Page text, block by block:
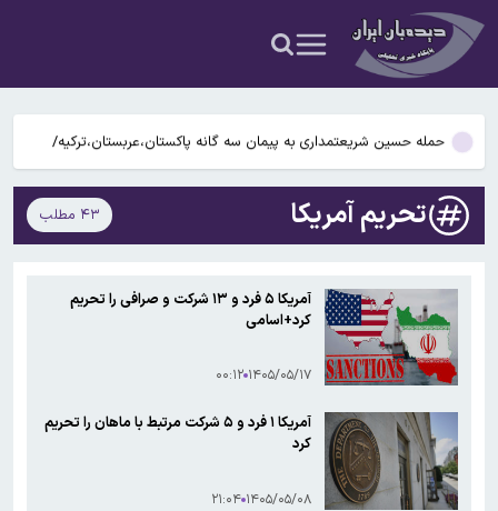
قرص آزمایشی که می‌تواند درمان HIV را متحول کند
دستور بازرسی فوری هواپیمای بوئینگ ۷۳۷ مکس صادر شد
حمله حسین شریعتمداری به پیمان سه گانه پاکستان،عربستان،ترکیه/
سران این سه کشور در قتل عام غزه دست داشتند
قیمت طلا صعودی ماند
ترافیک سنگین در محورهای اصلی پایتخت
قرص آزمایشی که می‌تواند درمان HIV را متحول کند
دستور بازرسی فوری هواپیمای بوئینگ ۷۳۷ مکس صادر شد
…
تحریم آمریکا ۴۳ مطلب
آمریکا ۵ فرد و ۱۳ شرکت و صرافی را تحریم
کرد+اسامی
۱۴۰۵/۰۵/۱۷ ۰۰:۱۲
آمریکا ۱ فرد و ۵ شرکت مرتبط با ماهان را تحریم
کرد
۱۴۰۵/۰۵/۰۸ ۲۱:۰۴